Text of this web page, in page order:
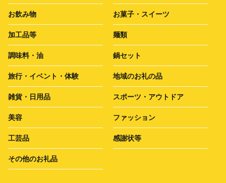
お飲み物 お菓子・スイーツ
加工品等 麺類
調味料・油 鍋セット
旅行・イベント・体験 地域のお礼の品
雑貨・日用品 スポーツ・アウトドア
美容 ファッション
工芸品 感謝状等
その他のお礼品